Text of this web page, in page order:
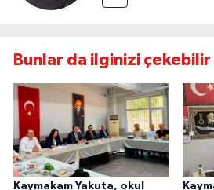
Bunlar da ilginizi çekebilir
Kaymakam Yakuta, okul